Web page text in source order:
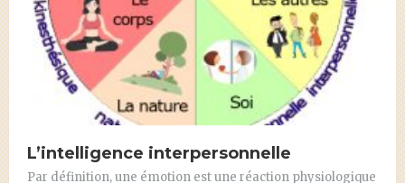
L’intelligence interpersonnelle
Par définition, une émotion est une réaction physiologique